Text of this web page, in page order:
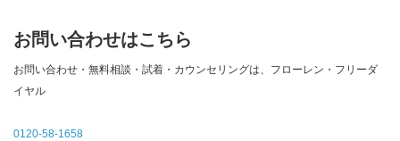
お問い合わせはこちら
お問い合わせ・無料相談・試着・カウンセリングは、フローレン・フリーダ
イヤル
0120-58-1658